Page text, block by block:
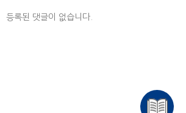
등록된 댓글이 없습니다.